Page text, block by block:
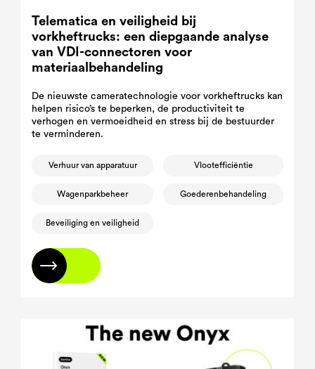
Telematica en veiligheid bij
vorkheftrucks: een diepgaande analyse
van VDI-connectoren voor
materiaalbehandeling
De nieuwste cameratechnologie voor vorkheftrucks kan
helpen risico’s te beperken, de productiviteit te
verhogen en vermoeidheid en stress bij de bestuurder
te verminderen.
Verhuur van apparatuur Vlootefficiëntie
Wagenparkbeheer Goederenbehandeling
Beveiliging en veiligheid
Lees meer